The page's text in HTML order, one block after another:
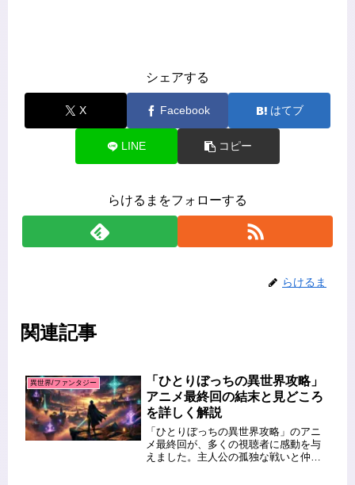
シェアする
X Facebook はてブ
LINE コピー
らけるまをフォローする
らけるま
関連記事
異世界/ファンタジー
「ひとりぼっちの異世界攻略」
アニメ最終回の結末と見どころ
を詳しく解説
「ひとりぼっちの異世界攻略」のアニ
メ最終回が、多くの視聴者に感動を与
えました。主人公の孤独な戦いと仲間